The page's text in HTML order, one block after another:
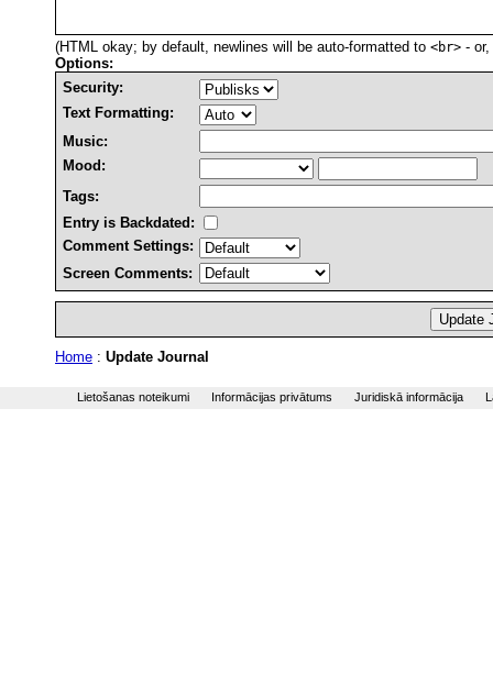
(HTML okay; by default, newlines will be auto-formatted to <br> -
Options:
Security:
Text Formatting:
Music:
Mood:
Tags:
Entry is Backdated:
Comment Settings:
Screen Comments:
Home : Update Journal
Lietošanas noteikumi Informācijas privātums Juridiskā informācija